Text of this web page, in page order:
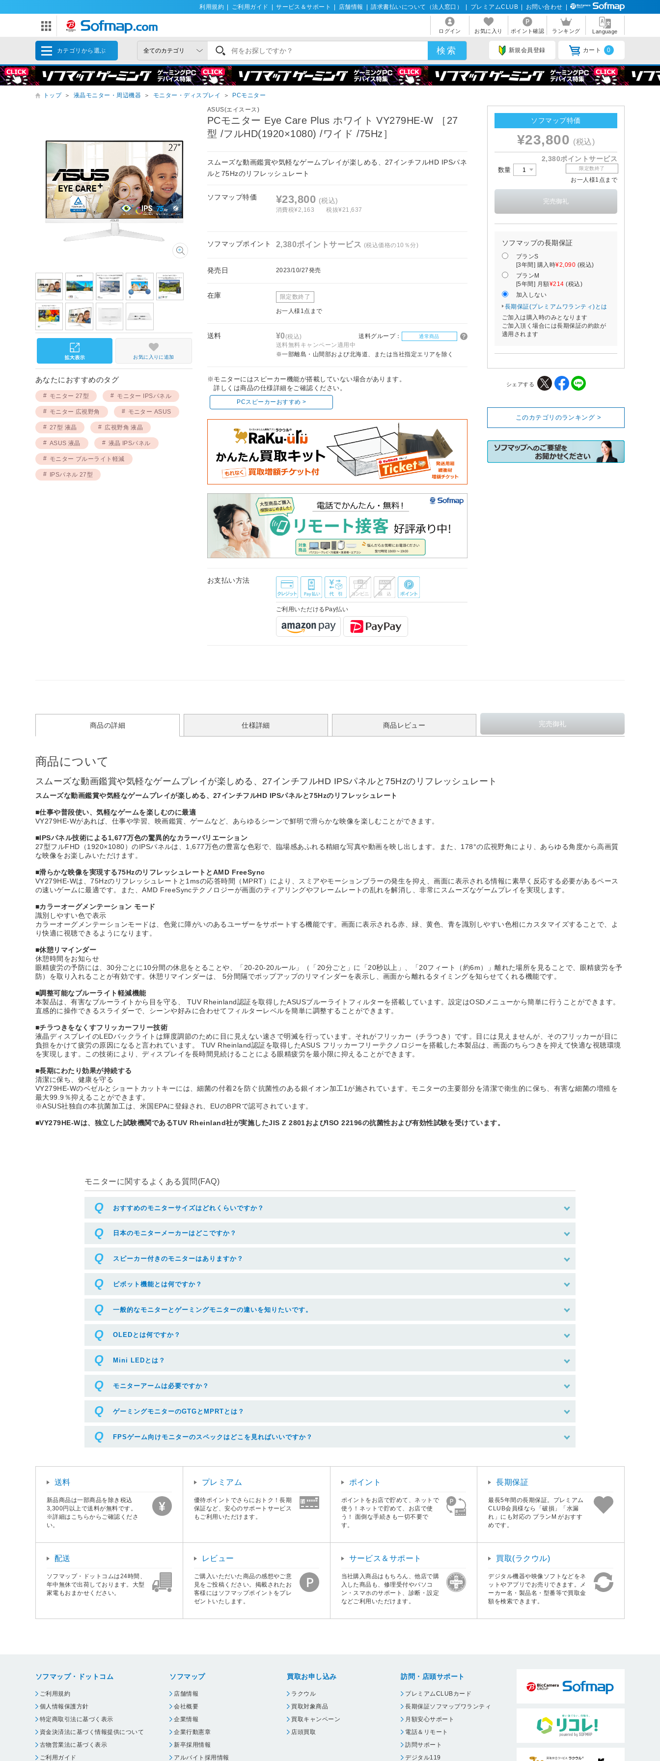
利用規約 ご利用ガイド サービス＆サポート 店舗情報 請求書払いについて（法人窓口） プレミアムCLUB お問い合わせ
ログイン お気に入り ポイント確認 ランキング Language
カテゴリから選ぶ 新規会員登録 カート 0
トップ ＞ 液晶モニター・周辺機器 ＞ モニター・ディスプレイ ＞ PCモニター
ASUS(エイスース)
PCモニター Eye Care Plus ホワイト VY279HE-W ［27
型 /フルHD(1920×1080) /ワイド /75Hz］
スムーズな動画鑑賞や気軽なゲームプレイが楽しめる、27インチフルHD IPSパネ
ルと75Hzのリフレッシュレート
ソフマップ特価 ¥23,800 (税込)
消費税¥2,163 税抜¥21,637
ソフマップポイント 2,380ポイントサービス (税込価格の10％分)
発売日 2023/10/27発売
在庫 限定数終了
お一人様1点まで
送料 ¥0(税込) 送料グループ： 通常商品
送料無料キャンペーン適用中
※一部離島・山間部および北海道、または当社指定エリアを除く
※モニターにはスピーカー機能が搭載していない場合があります。
詳しくは商品の仕様詳細をご確認ください。
PCスピーカーおすすめ >
お支払い方法
ご利用いただけるPay払い
お気に入りに追加
あなたにおすすめのタグ
モニター 27型 モニター IPSパネル
モニター 広視野角 モニター ASUS
27型 液晶 広視野角 液晶
ASUS 液晶 液晶 IPSパネル
モニター ブルーライト軽減
IPSパネル 27型
ソフマップ特価
¥23,800 (税込)
2,380ポイントサービス
数量 限定数終了
お一人様1点まで
ソフマップの長期保証
プランS
[3年間] 購入時¥2,090 (税込)
プランM
[5年間] 月額¥214 (税込)
加入しない
長期保証(プレミアムワランティ)とは
ご加入は購入時のみとなります
ご加入頂く場合には長期保証の約款が
適用されます
シェアする
このカテゴリのランキング >
商品の詳細 仕様詳細 商品レビュー
商品について
スムーズな動画鑑賞や気軽なゲームプレイが楽しめる、27インチフルHD IPSパネルと75Hzのリフレッシュレート
スムーズな動画鑑賞や気軽なゲームプレイが楽しめる、27インチフルHD IPSパネルと75Hzのリフレッシュレート
■仕事や普段使い、気軽なゲームを楽しむのに最適
VY279HE-Wがあれば、仕事や学習、映画鑑賞、ゲームなど、あらゆるシーンで鮮明で滑らかな映像を楽しむことができます。
■IPSパネル技術による1,677万色の驚異的なカラーバリエーション
27型フルFHD（1920×1080）のIPSパネルは、1,677万色の豊富な色彩で、臨場感あふれる精細な写真や動画を映し出します。また、178°の広視野角により、あらゆる角度から高画質
な映像をお楽しみいただけます。
■滑らかな映像を実現する75HzのリフレッシュレートとAMD FreeSync
VY279HE-Wは、75Hzのリフレッシュレートと1msの応答時間（MPRT）により、スミアやモーションブラーの発生を抑え、画面に表示される情報に素早く反応する必要があるペース
の速いゲームに最適です。また、AMD FreeSyncテクノロジーが画面のティアリングやフレームレートの乱れを解消し、非常にスムーズなゲームプレイを実現します。
■カラーオーグメンテーション モード
識別しやすい色で表示
カラーオーグメンテーションモードは、色覚に障がいのあるユーザーをサポートする機能です。画面に表示される赤、緑、黄色、青を識別しやすい色相にカスタマイズすることで、よ
り快適に視聴できるようになります。
■休憩リマインダー
休憩時間をお知らせ
眼精疲労の予防には、30分ごとに10分間の休息をとることや、「20-20-20ルール」（「20分ごと」に「20秒以上」、「20フィート（約6m）」離れた場所を見ることで、眼精疲労を予
防）を取り入れることが有効です。休憩リマインダーは、 5分間隔でポップアップのリマインダーを表示し、画面から離れるタイミングを知らせてくれる機能です。
■調整可能なブルーライト軽減機能
本製品は、有害なブルーライトから目を守る、 TUV Rheinland認証を取得したASUSブルーライトフィルターを搭載しています。設定はOSDメニューから簡単に行うことができます。
直感的に操作できるスライダーで、シーンや好みに合わせてフィルターレベルを簡単に調整することができます。
■チラつきをなくすフリッカーフリー技術
液晶ディスプレイのLEDバックライトは輝度調節のために目に見えない速さで明滅を行っています。それがフリッカー（チラつき）です。目には見えませんが、そのフリッカーが目に
負担をかけて疲労の原因になると言われています。 TUV Rheinland認証を取得したASUS フリッカーフリーテクノロジーを搭載した本製品は、画面のちらつきを抑えて快適な視聴環境
を実現します。この技術により、ディスプレイを長時間見続けることによる眼精疲労を最小限に抑えることができます。
■長期にわたり効果が持続する
清潔に保ち、健康を守る
VY279HE-Wのベゼルとショートカットキーには、細菌の付着2を防ぐ抗菌性のある銀イオン加工1が施されています。モニターの主要部分を清潔で衛生的に保ち、有害な細菌の増殖を
最大99.9％抑えることができます。
※ASUS社独自の本抗菌加工は、米国EPAに登録され、EUのBPRで認可されています。
■VY279HE-Wは、独立した試験機関であるTUV Rheinland社が実施したJIS Z 2801およびISO 22196の抗菌性および有効性試験を受けています。
モニターに関するよくある質問(FAQ)
おすすめのモニターサイズはどれくらいですか？
日本のモニターメーカーはどこですか？
スピーカー付きのモニターはありますか？
ピボット機能とは何ですか？
一般的なモニターとゲーミングモニターの違いを知りたいです。
OLEDとは何ですか？
Mini LEDとは？
モニターアームは必要ですか？
ゲーミングモニターのGTGとMPRTとは？
FPSゲーム向けモニターのスペックはどこを見ればいいですか？
送料
新品商品は一部商品を除き税込
3,300円以上で送料が無料です。
※詳細はこちらからご確認くださ
い。
プレミアム
優待ポイントでさらにおトク！長期
保証など、安心のサポートサービス
もご利用いただけます。
ポイント
ポイントをお店で貯めて、ネットで
使う！ネットで貯めて、お店で使
う！ 面倒な手続きも一切不要で
す。
長期保証
最長5年間の長期保証。プレミアム
CLUB会員様なら「破損」「水漏
れ」にも対応の プランM がおすす
めです。
配送
ソフマップ・ドットコムは24時間、
年中無休で出荷しております。大型
家電もおまかせください。
レビュー
ご購入いただいた商品の感想やご意
見をご投稿ください。掲載されたお
客様にはソフマップポイントをプレ
ゼントいたします。
サービス＆サポート
当社購入商品はもちろん、他店で購
入した商品も、修理受付やパソコ
ン・スマホのサポート、診断・設定
などご利用いただけます。
買取(ラクウル)
デジタル機器や映像ソフトなどをネ
ットやアプリでお売りできます。メ
ーカー名・製品名・型番等で買取金
額を検索できます。
ソフマップ・ドットコム
ご利用規約
個人情報保護方針
特定商取引法に基づく表示
資金決済法に基づく情報提供について
古物営業法に基づく表示
ご利用ガイド
ソフマップ
店舗情報
会社概要
企業情報
企業行動憲章
新卒採用情報
アルバイト採用情報
買取お申し込み
ラクウル
買取対象商品
買取キャンペーン
店頭買取
訪問・店頭サポート
プレミアムCLUBカード
長期保証ソフマップワランティ
月額安心サポート
電話＆リモート
訪問サポート
デジタル119